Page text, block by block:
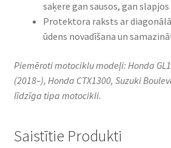
saķere gan sausos, gan
Protektora raksts ar
ūdens novadīšana un
Piemēroti motociklu modeļi: Honda
(2018–), Honda CTX1300, Suzuki
līdzīga tipa motocikli.​
Saistītie Produkti